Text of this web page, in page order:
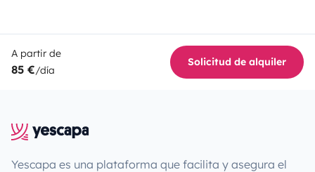
A partir de
85 €/día
Solicitud de alquiler
Yescapa es una plataforma que facilita y asegura el